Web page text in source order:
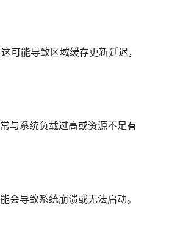
可能导致区域缓存更新延迟，
与系统负载过高或资源不足有
会导致系统崩溃或无法启动。